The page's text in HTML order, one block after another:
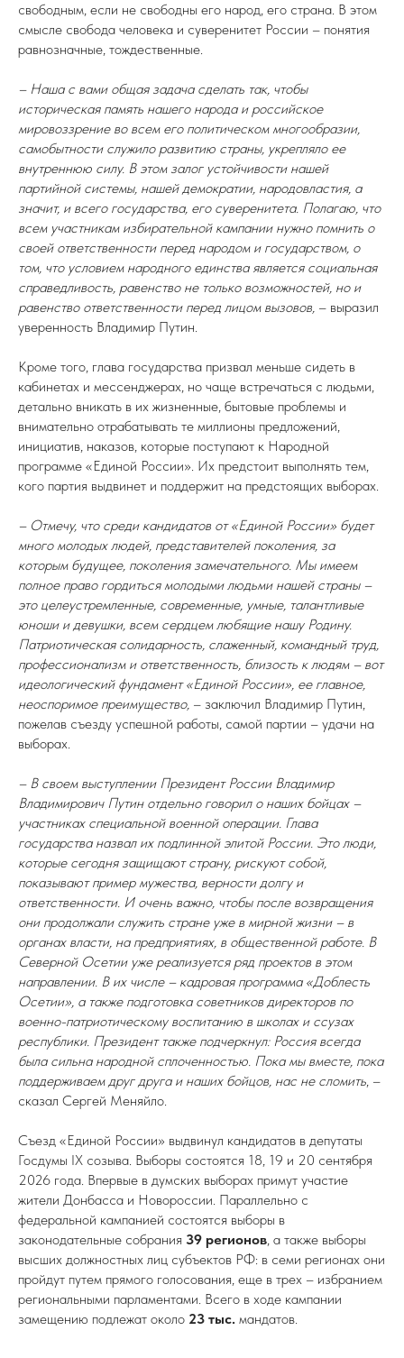
свободным, если не свободны его народ, его страна. В этом
смысле свобода человека и суверенитет России – понятия
равнозначные, тождественные.
– Наша с вами общая задача сделать так, чтобы
историческая память нашего народа и российское
мировоззрение во всем его политическом многообразии,
самобытности служило развитию страны, укрепляло ее
внутреннюю силу. В этом залог устойчивости нашей
партийной системы, нашей демократии, народовластия, а
значит, и всего государства, его суверенитета. Полагаю, что
всем участникам избирательной кампании нужно помнить о
своей ответственности перед народом и государством, о
том, что условием народного единства является социальная
справедливость, равенство не только возможностей, но и
равенство ответственности перед лицом вызовов, – выразил
уверенность Владимир Путин.
Кроме того, глава государства призвал меньше сидеть в
кабинетах и мессенджерах, но чаще встречаться с людьми,
детально вникать в их жизненные, бытовые проблемы и
внимательно отрабатывать те миллионы предложений,
инициатив, наказов, которые поступают к Народной
программе «Единой России». Их предстоит выполнять тем,
кого партия выдвинет и поддержит на предстоящих выборах.
– Отмечу, что среди кандидатов от «Единой России» будет
много молодых людей, представителей поколения, за
которым будущее, поколения замечательного. Мы имеем
полное право гордиться молодыми людьми нашей страны –
это целеустремленные, современные, умные, талантливые
юноши и девушки, всем сердцем любящие нашу Родину.
Патриотическая солидарность, слаженный, командный труд,
профессионализм и ответственность, близость к людям – вот
идеологический фундамент «Единой России», ее главное,
неоспоримое преимущество, – заключил Владимир Путин,
пожелав съезду успешной работы, самой партии – удачи на
выборах.
– В своем выступлении Президент России Владимир
Владимирович Путин отдельно говорил о наших бойцах –
участниках специальной военной операции. Глава
государства назвал их подлинной элитой России. Это люди,
которые сегодня защищают страну, рискуют собой,
показывают пример мужества, верности долгу и
ответственности. И очень важно, чтобы после возвращения
они продолжали служить стране уже в мирной жизни – в
органах власти, на предприятиях, в общественной работе. В
Северной Осетии уже реализуется ряд проектов в этом
направлении. В их числе – кадровая программа «Доблесть
Осетии», а также подготовка советников директоров по
военно-патриотическому воспитанию в школах и ссузах
республики. Президент также подчеркнул: Россия всегда
была сильна народной сплоченностью. Пока мы вместе, пока
поддерживаем друг друга и наших бойцов, нас не сломить, –
сказал Сергей Меняйло.
Съезд «Единой России» выдвинул кандидатов в депутаты
Госдумы IX созыва. Выборы состоятся 18, 19 и 20 сентября
2026 года. Впервые в думских выборах примут участие
жители Донбасса и Новороссии. Параллельно с
федеральной кампанией состоятся выборы в
законодательные собрания 39 регионов, а также выборы
высших должностных лиц субъектов РФ: в семи регионах они
пройдут путем прямого голосования, еще в трех – избранием
региональными парламентами. Всего в ходе кампании
замещению подлежат около 23 тыс. мандатов.